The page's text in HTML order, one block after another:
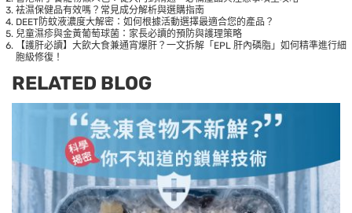
袪濕保健品有效嗎？常見成分解析與選購指南
DEET防蚊液濃度大解密：如何根據活動選擇最適合您的產品？
兒童濕疹與金黃葡萄球菌：家長必讀的預防與護理策略
【護肝必讀】大飲大食兼通宵爆肝？一文拆解「EPL 肝內磷脂」如何精準進行細
胞級修復！
RELATED BLOG